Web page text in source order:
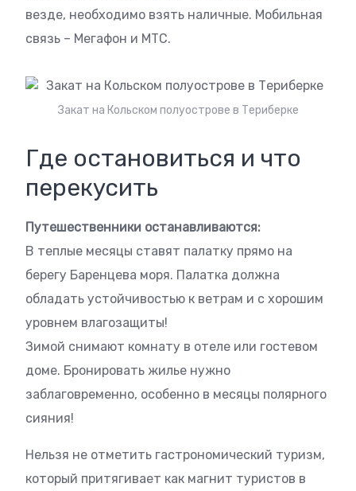
везде, необходимо взять наличные. Мобильная
связь – Мегафон и МТС.
Закат на Кольском полуострове в Териберке
Где остановиться и что
перекусить
Путешественники останавливаются:
В теплые месяцы ставят палатку прямо на
берегу Баренцева моря. Палатка должна
обладать устойчивостью к ветрам и с хорошим
уровнем влагозащиты!
Зимой снимают комнату в отеле или гостевом
доме. Бронировать жилье нужно
заблаговременно, особенно в месяцы полярного
сияния!
Нельзя не отметить гастрономический туризм,
который притягивает как магнит туристов в